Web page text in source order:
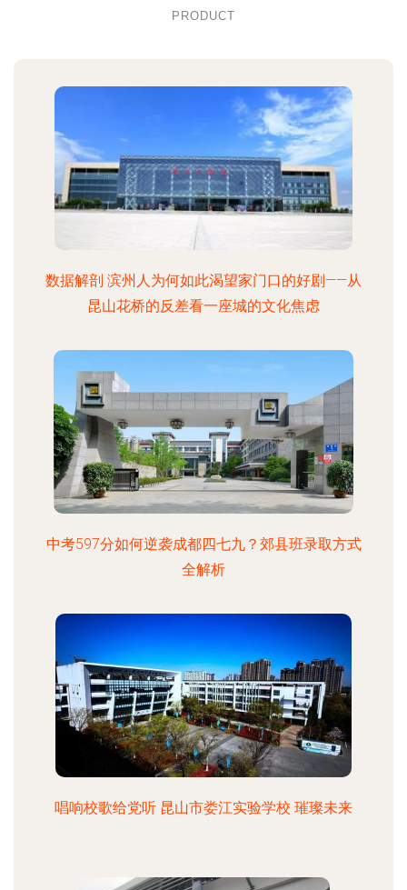
PRODUCT
数据解剖 滨州人为何如此渴望家门口的好剧——从
昆山花桥的反差看一座城的文化焦虑
中考597分如何逆袭成都四七九？郊县班录取方式
全解析
唱响校歌给党听 昆山市娄江实验学校 璀璨未来